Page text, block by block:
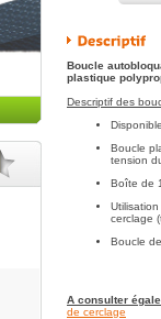
Boucle
plastique
Descriptif des
Boucle
tension
Boîte de
cerclage
Boucle
A consulter
de cerclage